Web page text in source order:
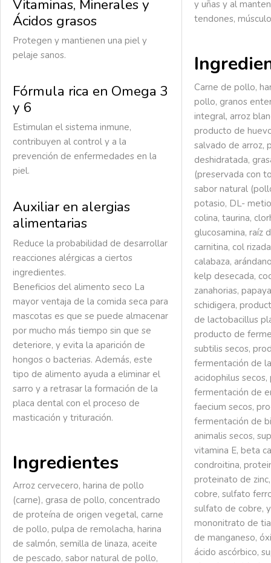
Vitaminas, Minerales y
Ácidos grasos
Protegen y mantienen una piel y
pelaje sanos.
Fórmula rica en Omega 3
y 6
Estimulan el sistema inmune,
contribuyen al control y a la
prevención de enfermedades en la
piel.
Auxiliar en alergias
alimentarias
Reduce la probabilidad de desarrollar
reacciones alérgicas a ciertos
ingredientes.
Beneficios del alimento seco La
mayor ventaja de la comida seca para
mascotas es que se puede almacenar
por mucho más tiempo sin que se
deteriore, y evita la aparición de
hongos o bacterias. Además, este
tipo de alimento ayuda a eliminar el
sarro y a retrasar la formación de la
placa dental con el proceso de
masticación y trituración.
Ingredientes
Arroz cervecero, harina de pollo
(carne), grasa de pollo, concentrado
de proteína de origen vegetal, carne
de pollo, pulpa de remolacha, harina
de salmón, semilla de linaza, aceite
de pescado, sabor natural de pollo,
y uñas y al
tendones,
Carne de pollo,
pollo, granos
integral, arroz
producto de
salvado de arroz,
deshidratada,
(preservada con
sabor natural
potasio, DL-
colina, taurina,
glucosamina, raíz
carnitina, col
calabaza,
kelp desecada,
zanahorias,
schidigera,
de lactobacillus
producto de
subtilis secos,
fermentación de
acidophilus
fermentación de
faecium secos,
fermentación de
animalis secos,
vitamina E, beta
condroitina,
proteinato de
cobre, sulfato
sulfato de cobre,
mononitrato de
de manganeso,
ácido ascórbico,